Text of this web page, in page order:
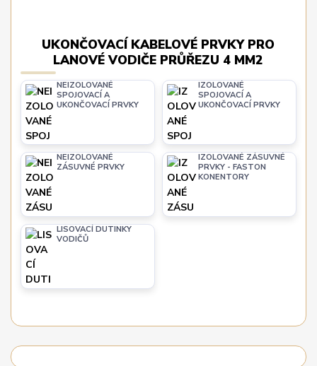
UKONČOVACÍ KABELOVÉ PRVKY PRO
LANOVÉ VODIČE PRŮŘEZU 4 MM2
NEIZOLOVANÉ
SPOJOVACÍ A
UKONČOVACÍ PRVKY
IZOLOVANÉ
SPOJOVACÍ A
UKONČOVACÍ PRVKY
NEIZOLOVANÉ
ZÁSUVNÉ PRVKY
IZOLOVANÉ ZÁSUVNÉ
PRVKY - FASTON
KONENTORY
LISOVACÍ DUTINKY
VODIČŮ